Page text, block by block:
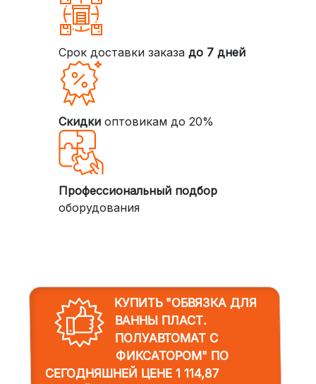
Срок доставки заказа до 7 дней
Скидкиоптовикам до 20%
Профессиональный подбор
оборудования
КУПИТЬ "ОБВЯЗКА ДЛЯ
ВАННЫ ПЛАСТ.
ПОЛУАВТОМАТ С
ФИКСАТОРОМ"ПО
СЕГОДНЯШНЕЙ ЦЕНЕ 1 114,87